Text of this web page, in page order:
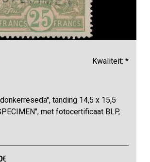
Kwaliteit: *
tanding 14,5 x 15,5
met fotocertificaat BLP,
€